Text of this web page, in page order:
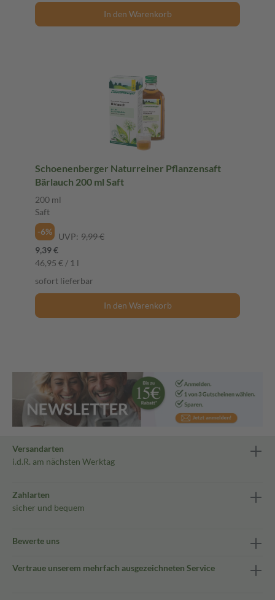
In den Warenkorb
Schoenenberger Naturreiner Pflanzensaft
Bärlauch 200 ml Saft
200 ml
Saft
-6%
UVP: 9,99 €
9,39 €
46,95 € / 1 l
sofort lieferbar
In den Warenkorb
Versandarten
i.d.R. am nächsten Werktag
Zahlarten
sicher und bequem
Bewerte uns
Vertraue unserem mehrfach ausgezeichneten Service